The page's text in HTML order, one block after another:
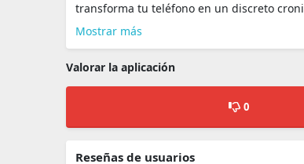
transforma tu teléfono en un discreto
Mostrar más
Valorar la aplicación
0
Reseñas de usuarios